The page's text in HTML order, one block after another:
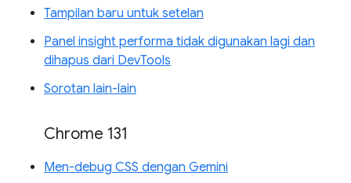
Tampilan baru untuk setelan
Panel insight performa tidak digunakan lagi dan
dihapus dari DevTools
Sorotan lain-lain
Chrome 131
Men-debug CSS dengan Gemini